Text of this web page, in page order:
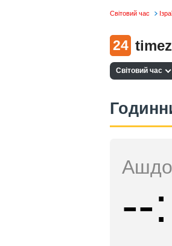
Світовий час
24
Світовий час
--